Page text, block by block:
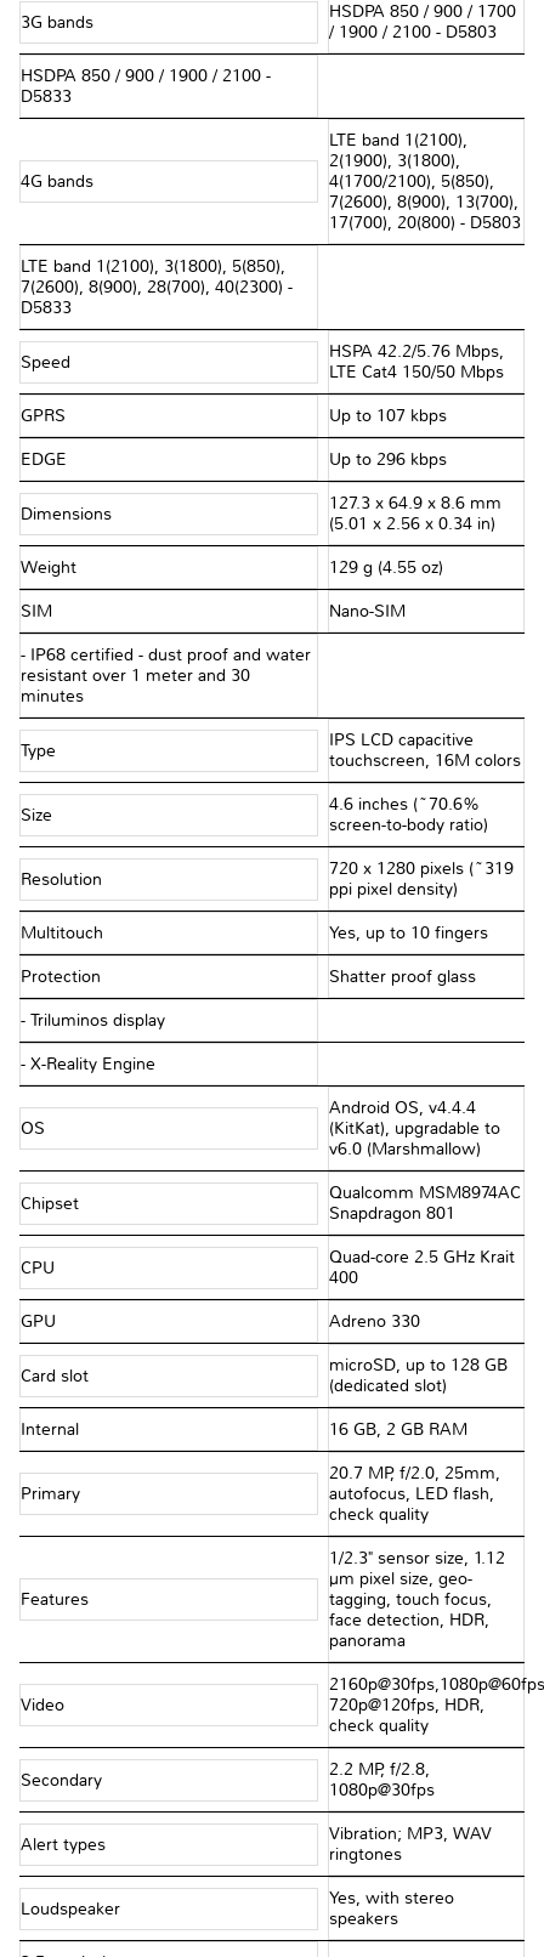
3G bands
HSDPA 850 / 900 / 1700
/ 1900 / 2100 - D5803
HSDPA 850 / 900 / 1900 / 2100 -
D5833
4G bands
LTE band 1(2100),
2(1900), 3(1800),
4(1700/2100), 5(850),
7(2600), 8(900), 13(700),
17(700), 20(800) - D5803
LTE band 1(2100), 3(1800), 5(850),
7(2600), 8(900), 28(700), 40(2300) -
D5833
Speed
HSPA 42.2/5.76 Mbps,
LTE Cat4 150/50 Mbps
GPRS Up to 107 kbps
EDGE Up to 296 kbps
Dimensions
127.3 x 64.9 x 8.6 mm
(5.01 x 2.56 x 0.34 in)
Weight 129 g (4.55 oz)
SIM Nano-SIM
- IP68 certified - dust proof and water
resistant over 1 meter and 30
minutes
Type
IPS LCD capacitive
touchscreen, 16M colors
Size
4.6 inches (~70.6%
screen-to-body ratio)
Resolution
720 x 1280 pixels (~319
ppi pixel density)
Multitouch Yes, up to 10 fingers
Protection Shatter proof glass
- Triluminos display
- X-Reality Engine
OS
Android OS, v4.4.4
(KitKat), upgradable to
v6.0 (Marshmallow)
Chipset
Qualcomm MSM8974AC
Snapdragon 801
CPU
Quad-core 2.5 GHz Krait
400
GPU Adreno 330
Card slot
microSD, up to 128 GB
(dedicated slot)
Internal 16 GB, 2 GB RAM
Primary
20.7 MP, f/2.0, 25mm,
autofocus, LED flash,
check quality
Features
1/2.3" sensor size, 1.12
µm pixel size, geo-
tagging, touch focus,
face detection, HDR,
panorama
Video
720p@120fps, HDR,
check quality
Secondary
2.2 MP, f/2.8,
1080p@30fps
Alert types
Vibration; MP3, WAV
ringtones
Loudspeaker
Yes, with stereo
speakers